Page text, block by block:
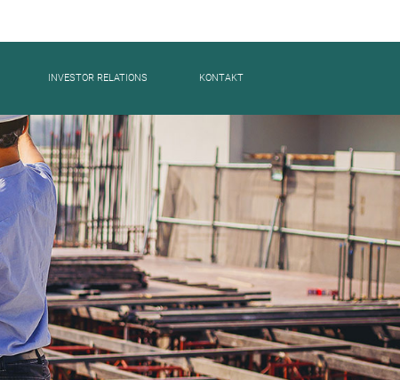
INVESTOR RELATIONS KONTAKT